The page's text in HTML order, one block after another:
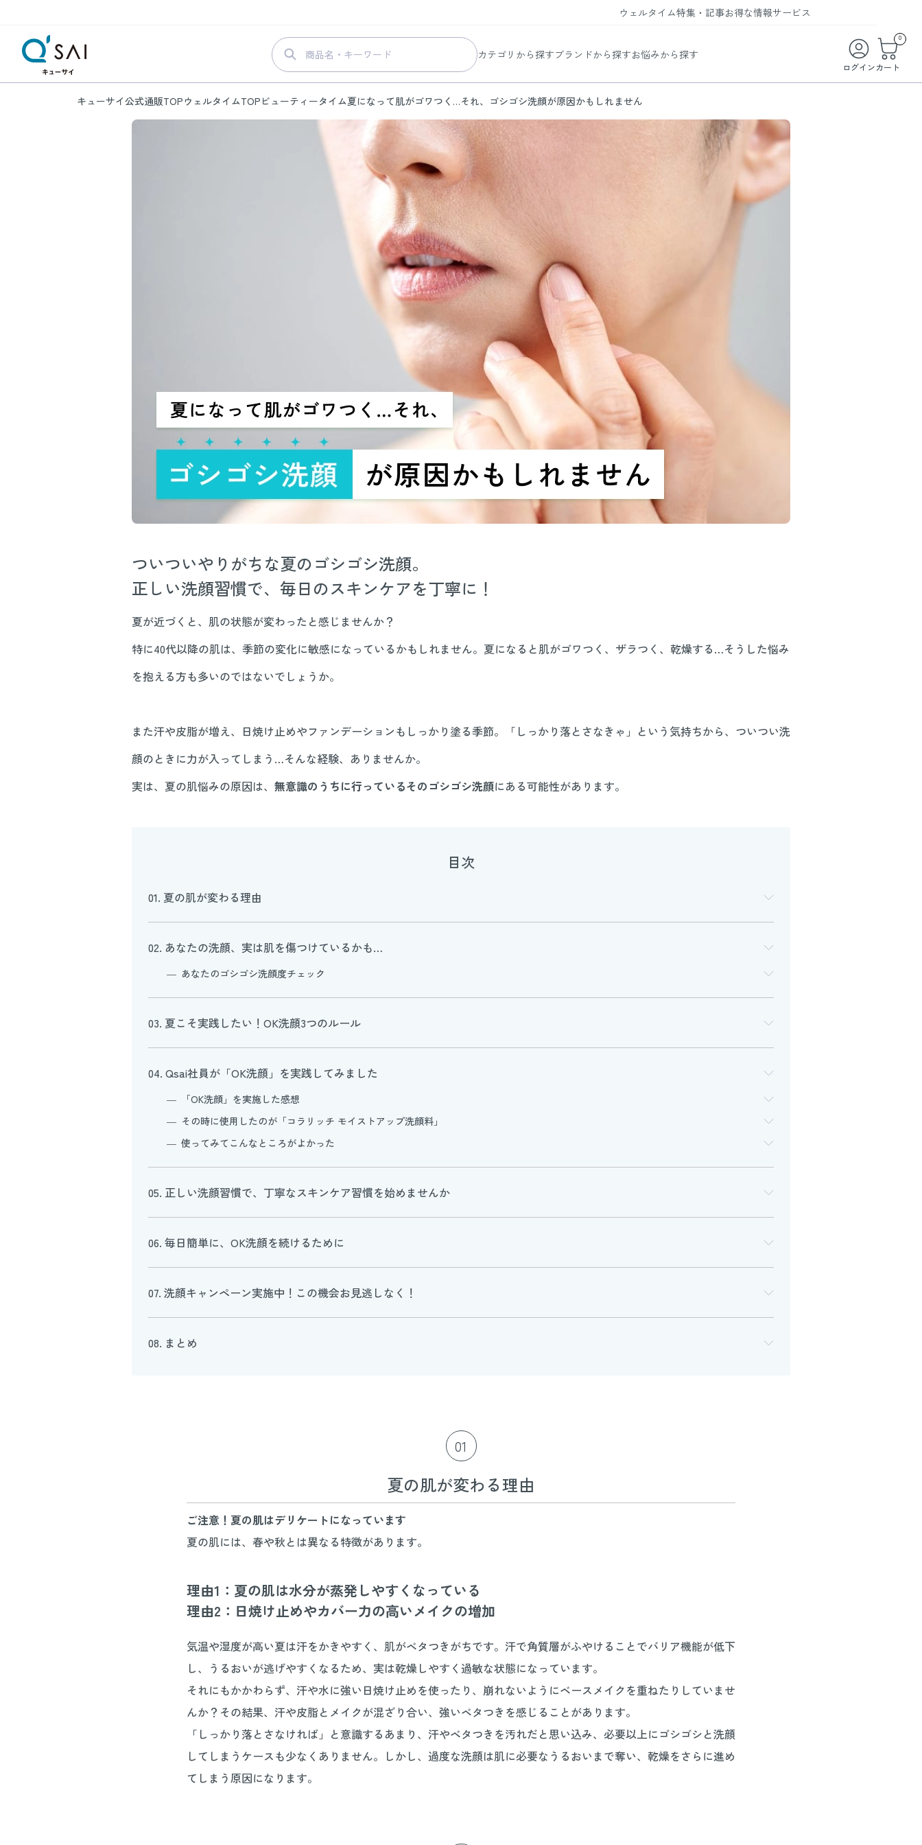
ログイン
0
カート
ウェルタイム
ビューティータイム
ヘルスケアタイム
ライフスタイルタイム
特集・記事
WELMAG
お得な情報
WEB限定/期間限定キャンペーン
まとめ買い商品
サービス
メンバーシッププログラム
LINEお友達登録
お問い合わせ
ご利用ガイド
カテゴリから探す
メイク
ボディ&ヘアケア
ヘルスケア
暮らしの雑貨
すべての商品
ブランドから探す
コラリッチソア
お悩みから探す
キューサイ公式通販TOPウェルタイムTOP ビューティータイム夏になって肌がゴワつく…それ、ゴシゴシ洗顔が原因かもしれません
ついついやりがちな夏のゴシゴシ洗顔。
正しい洗顔習慣で、毎日のスキンケアを丁寧に！
夏が近づくと、肌の状態が変わったと感じませんか？
特に40代以降の肌は、季節の変化に敏感になっているかもしれません。夏になると肌がゴワつく、ザラつく、乾燥する…そうした悩み
を抱える方も多いのではないでしょうか。
また汗や皮脂が増え、日焼け止めやファンデーションもしっかり塗る季節。「しっかり落とさなきゃ」という気持ちから、ついつい洗
顔のときに力が入ってしまう…そんな経験、ありませんか。
実は、夏の肌悩みの原因は、 無意識のうちに行っているそのゴシゴシ洗顔にある可能性があります。
目次
01. 夏の肌が変わる理由
02. あなたの洗顔、実は肌を傷つけているかも…
あなたのゴシゴシ洗顔度チェック
03. 夏こそ実践したい！OK洗顔3つのルール
04. Qsai社員が「OK洗顔」を実践してみました
「OK洗顔」を実施した感想
その時に使用したのが「コラリッチ モイストアップ洗顔料」
使ってみてこんなところがよかった
05. 正しい洗顔習慣で、丁寧なスキンケア習慣を始めませんか
06. 毎日簡単に、OK洗顔を続けるために
07. 洗顔キャンペーン実施中！この機会お見逃しなく！
08. まとめ
01
夏の肌が変わる理由
ご注意！夏の肌はデリケートになっています
夏の肌には、春や秋とは異なる特徴があります。
理由1：夏の肌は水分が蒸発しやすくなっている
理由2：日焼け止めやカバー力の高いメイクの増加
気温や湿度が高い夏は汗をかきやすく、肌がベタつきがちです。汗で角質層がふやけることでバリア機能が低下
し、うるおいが逃げやすくなるため、実は乾燥しやすく過敏な状態になっています。
それにもかかわらず、汗や水に強い日焼け止めを使ったり、崩れないようにベースメイクを重ねたりしていませ
んか？その結果、汗や皮脂とメイクが混ざり合い、強いベタつきを感じることがあります。
「しっかり落とさなければ」と意識するあまり、汗やベタつきを汚れだと思い込み、必要以上にゴシゴシと洗顔
してしまうケースも少なくありません。しかし、過度な洗顔は肌に必要なうるおいまで奪い、乾燥をさらに進め
てしまう原因になります。